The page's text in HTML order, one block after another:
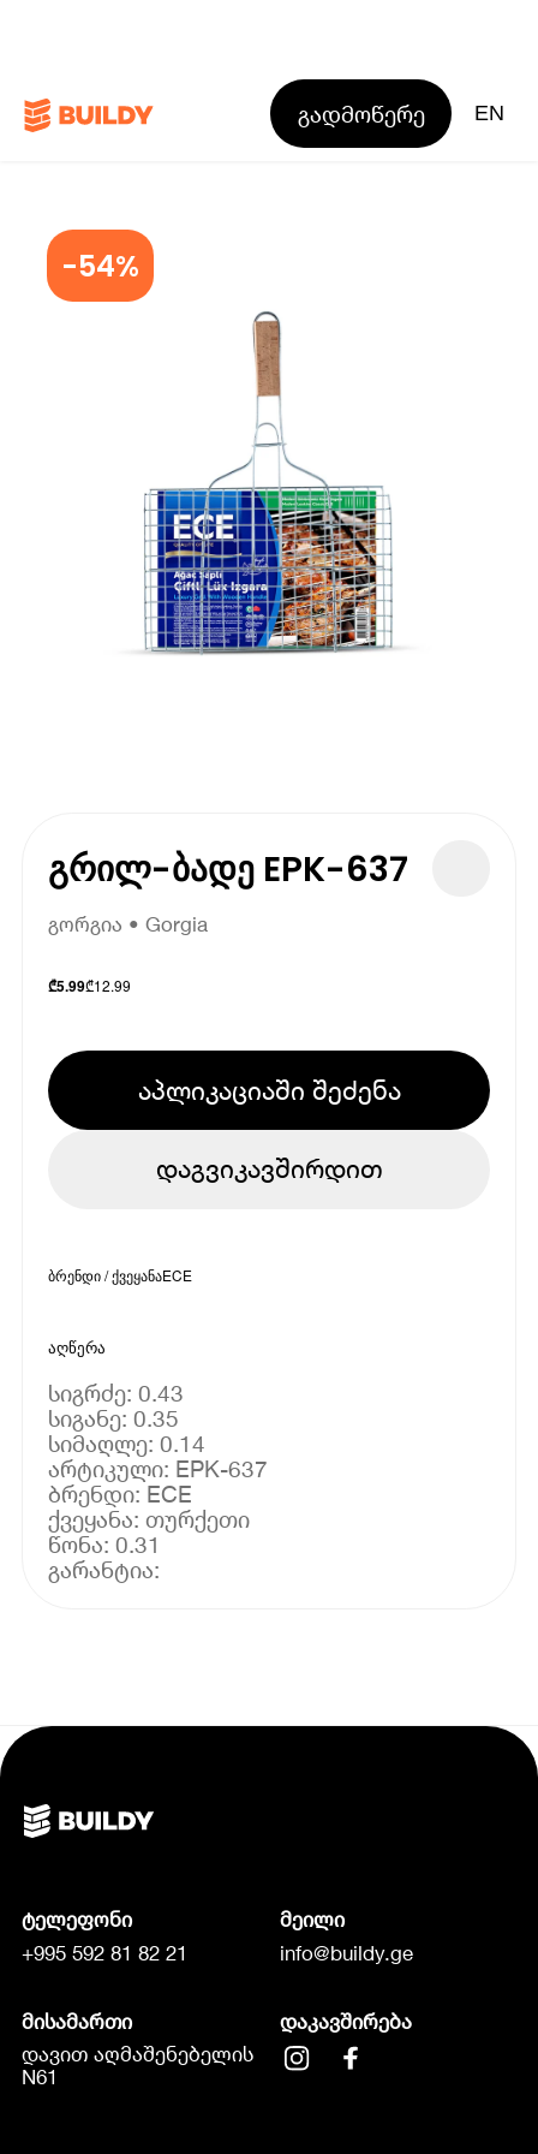
გადმოწერე EN
-54%
გრილ-ბადე EPK-637
გორგია • Gorgia
₾5.99₾12.99
აპლიკაციაში შეძენა
დაგვიკავშირდით
ბრენდი / ქვეყანაECE
აღწერა
სიგრძე: 0.43
სიგანე: 0.35
სიმაღლე: 0.14
არტიკული: EPK-637
ბრენდი: ECE
ქვეყანა: თურქეთი
წონა: 0.31
ტელეფონი
+995 592 81 82 21
მეილი
info@buildy.ge
მისამართი
დავით აღმაშენებელის
N61
დაკავშირება